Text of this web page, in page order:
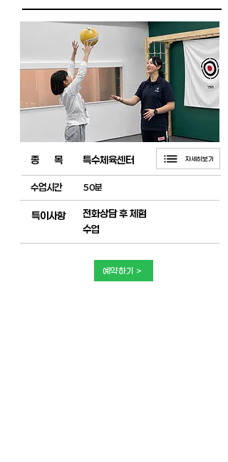
​종 목 특수체육센터 자세히보기
수업시간 50분
특이사항
전화상담 후 체험
수업
예약하기 >